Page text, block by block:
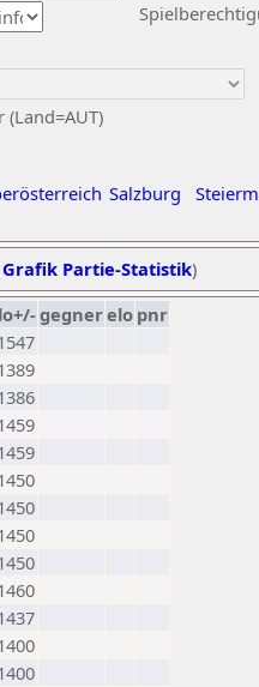
Salzburg
Grafik Partie-Statistik)
gegnerelo pnr